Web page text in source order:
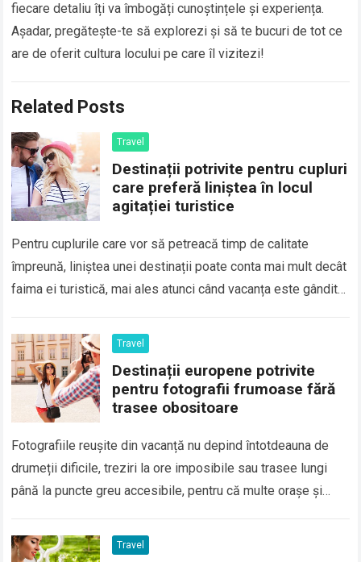
fiecare detaliu îți va îmbogăți cunoștințele și experiența.
Așadar, pregătește-te să explorezi și să te bucuri de tot ce
are de oferit cultura locului pe care îl vizitezi!
Related Posts
Travel
Destinații potrivite pentru cupluri
care preferă liniștea în locul
agitației turistice
Pentru cuplurile care vor să petreacă timp de calitate
împreună, liniștea unei destinații poate conta mai mult decât
faima ei turistică, mai ales atunci când vacanța este gândită
Travel
Destinații europene potrivite
pentru fotografii frumoase fără
trasee obositoare
Fotografiile reușite din vacanță nu depind întotdeauna de
drumeții dificile, treziri la ore imposibile sau trasee lungi
până la puncte greu accesibile, pentru că multe orașe și
Travel